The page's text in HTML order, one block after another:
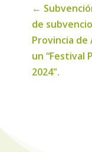
←
de
Provincia de
un “Festival
2024".